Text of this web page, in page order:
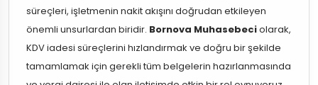
süreçleri, işletmenin nakit akışını doğrudan etkileyen
önemli unsurlardan biridir. Bornova Muhasebeciolarak,
KDV iadesi süreçlerini hızlandırmak ve doğru bir şekilde
tamamlamak için gerekli tüm belgelerin hazırlanmasında